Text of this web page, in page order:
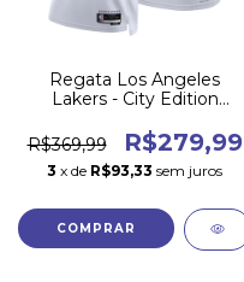
Regata Los Angeles
Lakers - City Edition
R$369,99
R$279,99
3 x de R$93,33 sem juros
COMPRAR